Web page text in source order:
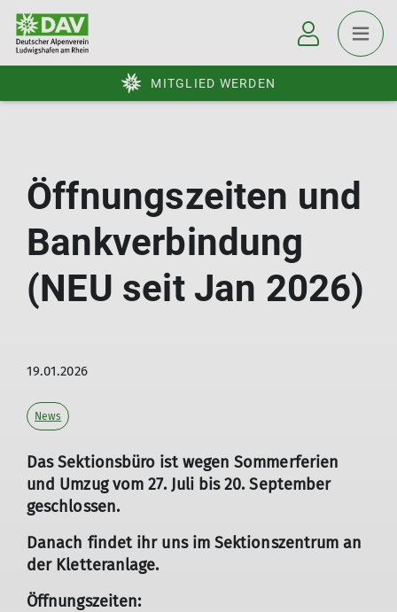
MITGLIED WERDEN
Öffnungszeiten und
Bankverbindung
(NEU seit Jan 2026)
19.01.2026
News
Das Sektionsbüro ist wegen Sommerferien
und Umzug vom 27. Juli bis 20. September
geschlossen.
Danach findet ihr uns im Sektionszentrum an
der Kletteranlage.
Öffnungszeiten: